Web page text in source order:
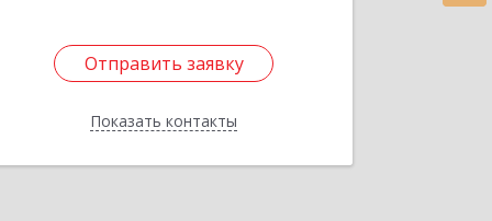
Отправить заявку
Показать контакты
Отправить заявку
Назад